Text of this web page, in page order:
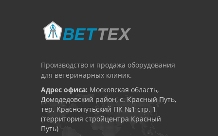
Производство и продажа оборудования
для ветеринарных клиник.
Адрес офиса: Московская область,
Домодедовский район, с. Красный Путь,
тер. Краснопутьский ПК №1 стр. 1
(территория стройцентра Красный
Путь)